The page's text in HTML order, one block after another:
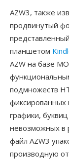
AZW3, также
продвинутый
планшетом
AZW на базе
подмножеств
фиксированных
графики,
невозможных в
файл AZW3
производную